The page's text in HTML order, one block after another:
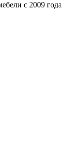
с 2009 года